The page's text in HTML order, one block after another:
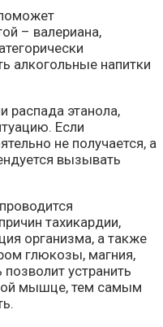
– валериана,
алкогольные напитки
распада этанола,
Если
не получается, а
вызывать
тахикардии,
организма, а также
глюкозы, магния,
устранить
мышце, тем самым